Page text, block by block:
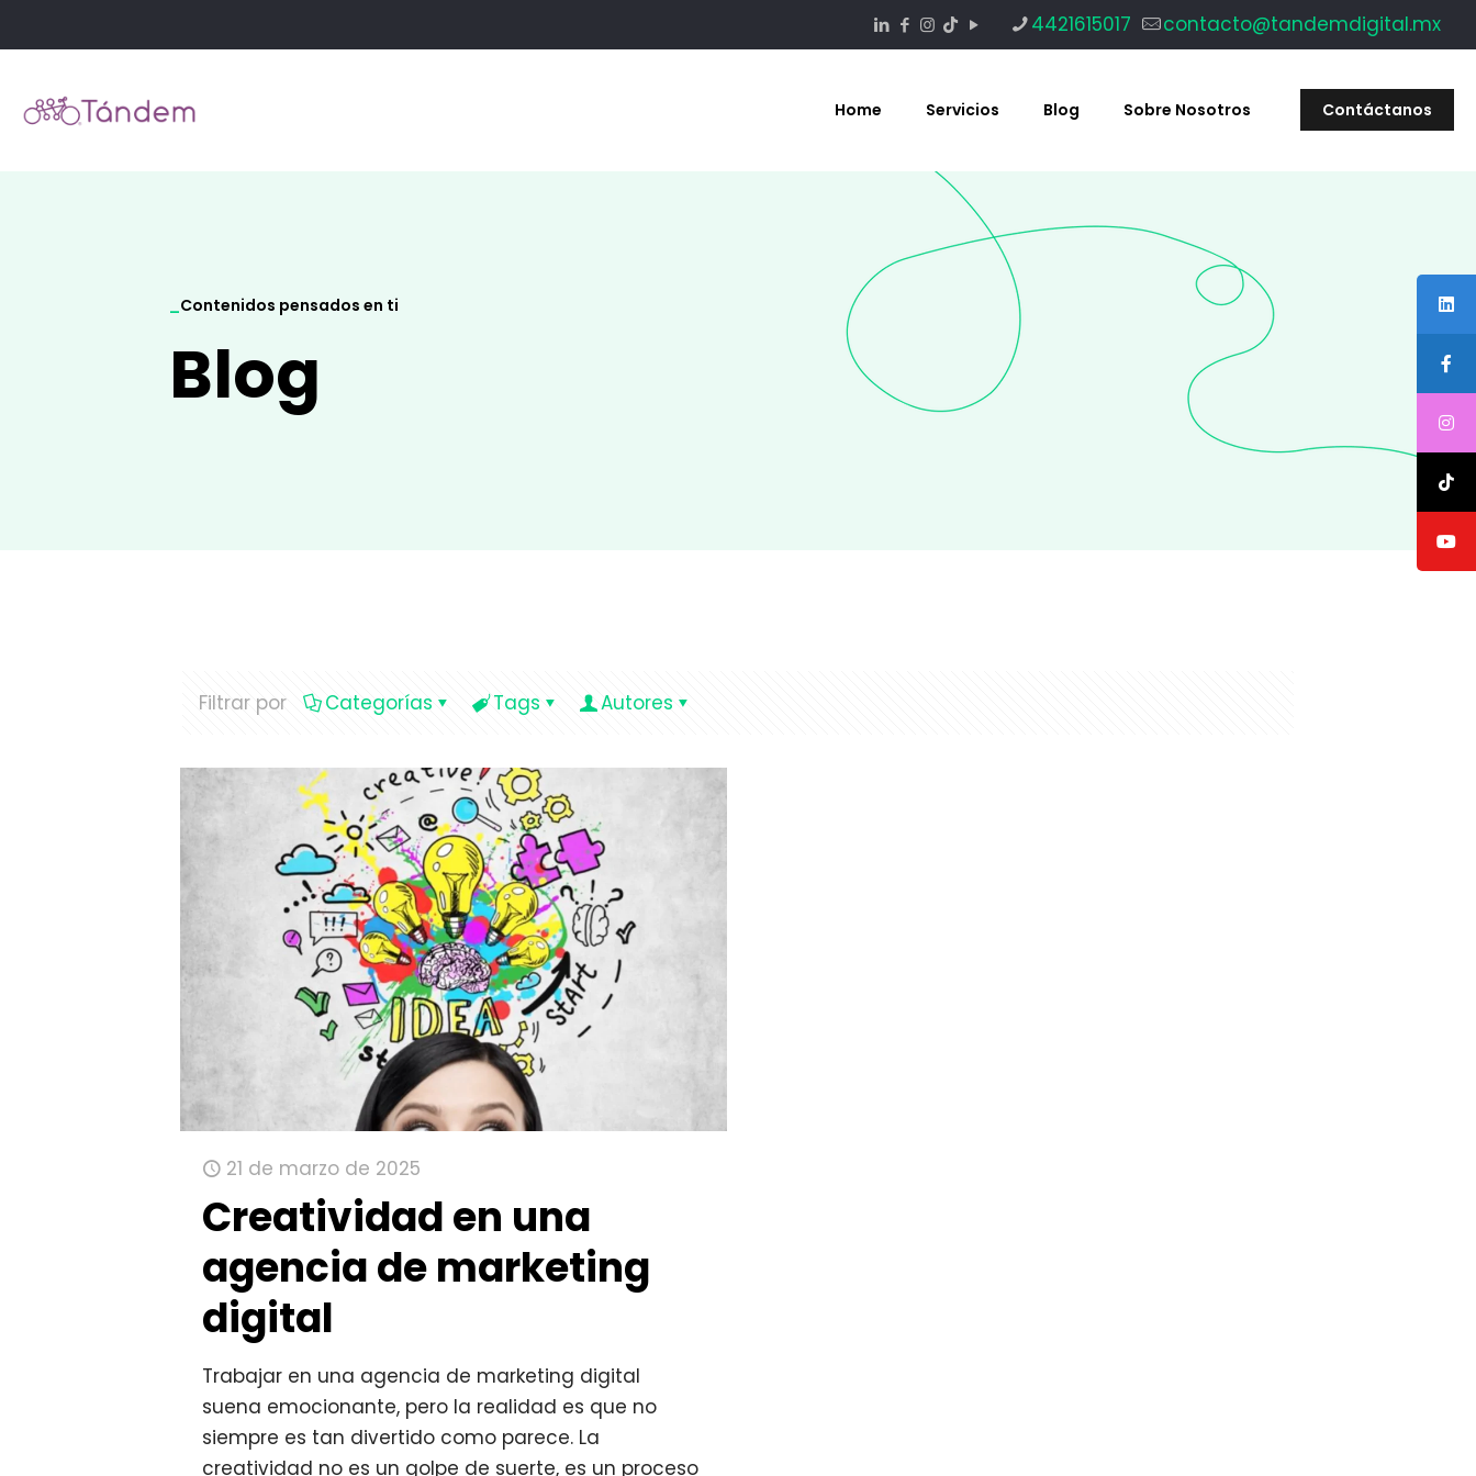
4421615017 contacto@tandemdigital.mx
Home Servicios Blog Sobre Nosotros Contáctanos
_Contenidos pensados en ti
Blog
Filtrar por Categorías Tags Autores
21 de marzo de 2025
Creatividad en una
agencia de marketing
digital
Trabajar en una agencia de marketing digital
suena emocionante, pero la realidad es que no
siempre es tan divertido como parece. La
creatividad no es un golpe de suerte, es un proceso